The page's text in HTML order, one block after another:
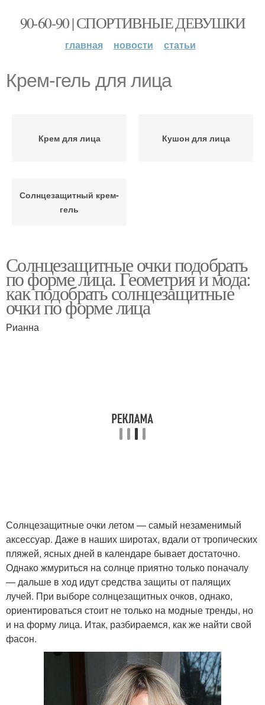
90-60-90 | СПОРТИВНЫЕ ДЕВУШКИ
главная новости статьи
Крем-гель для лица
Крем для лица Кушон для лица
Солнцезащитный крем-
гель
Солнцезащитные очки подобрать
по форме лица. Геометрия и мода:
как подобрать солнцезащитные
очки по форме лица
Рианна
Солнцезащитные очки летом — самый незаменимый
аксессуар. Даже в наших широтах, вдали от тропических
пляжей, ясных дней в календаре бывает достаточно.
Однако жмуриться на солнце приятно только поначалу
— дальше в ход идут средства защиты от палящих
лучей. При выборе солнцезащитных очков, однако,
ориентироваться стоит не только на модные тренды, но
и на форму лица. Итак, разбираемся, как же найти свой
фасон.